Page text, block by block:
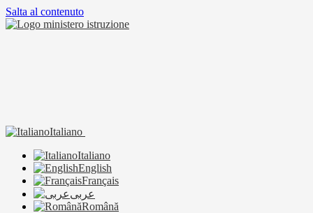
Salta al contenuto
Italiano
Italiano
English
Français
عربى
Română